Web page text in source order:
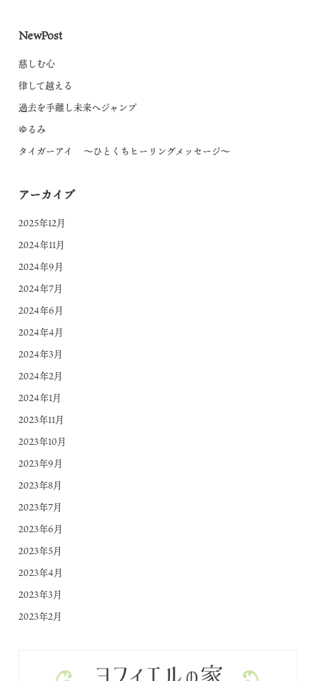
NewPost
慈しむ心
律して越える
過去を手離し未来へジャンプ
ゆるみ
タイガーアイ ～ひとくちヒーリングメッセージ～
アーカイブ
2025年12月
2024年11月
2024年9月
2024年7月
2024年6月
2024年4月
2024年3月
2024年2月
2024年1月
2023年11月
2023年10月
2023年9月
2023年8月
2023年7月
2023年6月
2023年5月
2023年4月
2023年3月
2023年2月